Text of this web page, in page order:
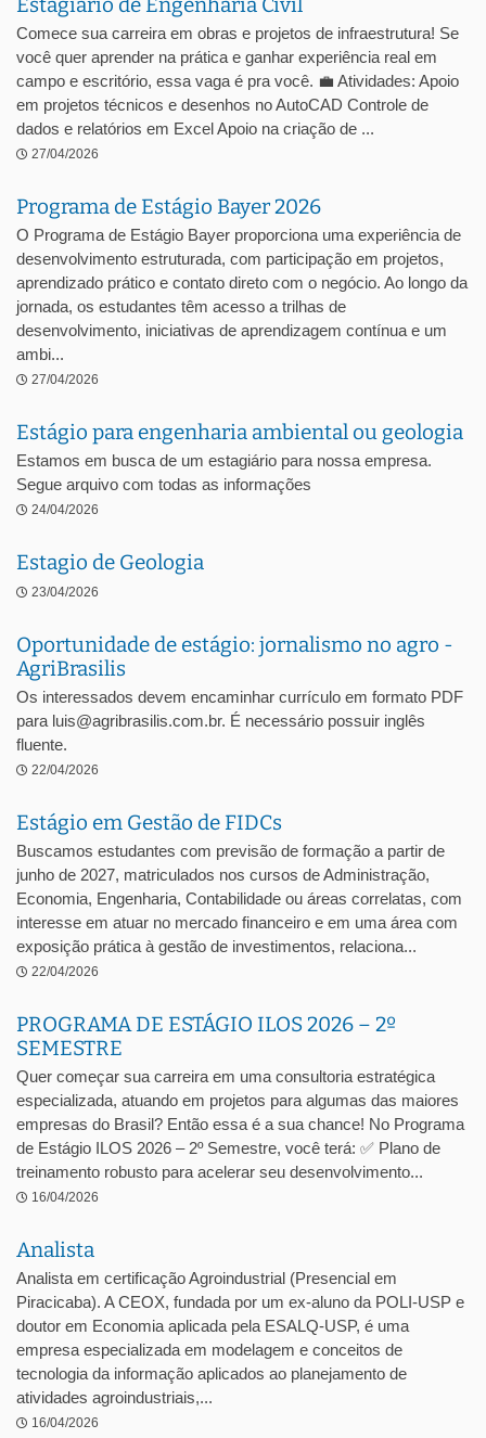
Comece sua carreira em obras e projetos de infraestrutura! Se
você quer aprender na prática e ganhar experiência real em
campo e escritório, essa vaga é pra você. 💼 Atividades: Apoio
em projetos técnicos e desenhos no AutoCAD Controle de
dados e relatórios em Excel Apoio na criação de ...
27/04/2026
Programa de Estágio Bayer 2026
O Programa de Estágio Bayer proporciona uma experiência de
desenvolvimento estruturada, com participação em projetos,
aprendizado prático e contato direto com o negócio. Ao longo da
jornada, os estudantes têm acesso a trilhas de
desenvolvimento, iniciativas de aprendizagem contínua e um
ambi...
27/04/2026
Estágio para engenharia ambiental ou geologia
Estamos em busca de um estagiário para nossa empresa.
Segue arquivo com todas as informações
24/04/2026
Estagio de Geologia
23/04/2026
Oportunidade de estágio: jornalismo no agro -
AgriBrasilis
Os interessados devem encaminhar currículo em formato PDF
para luis@agribrasilis.com.br. É necessário possuir inglês
fluente.
22/04/2026
Estágio em Gestão de FIDCs
Buscamos estudantes com previsão de formação a partir de
junho de 2027, matriculados nos cursos de Administração,
Economia, Engenharia, Contabilidade ou áreas correlatas, com
interesse em atuar no mercado financeiro e em uma área com
exposição prática à gestão de investimentos, relaciona...
22/04/2026
PROGRAMA DE ESTÁGIO ILOS 2026 – 2º
SEMESTRE
Quer começar sua carreira em uma consultoria estratégica
especializada, atuando em projetos para algumas das maiores
empresas do Brasil? Então essa é a sua chance! No Programa
de Estágio ILOS 2026 – 2º Semestre, você terá: ✅ Plano de
treinamento robusto para acelerar seu desenvolvimento...
16/04/2026
Analista
Analista em certificação Agroindustrial (Presencial em
Piracicaba). A CEOX, fundada por um ex-aluno da POLI-USP e
doutor em Economia aplicada pela ESALQ-USP, é uma
empresa especializada em modelagem e conceitos de
tecnologia da informação aplicados ao planejamento de
atividades agroindustriais,...
16/04/2026